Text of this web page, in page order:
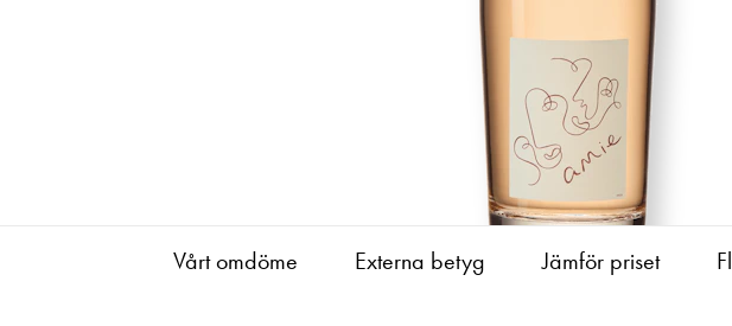
Vårt omdöme Externa betyg Jämför priset